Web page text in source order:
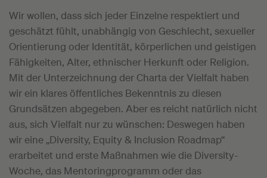
Wir wollen, dass sich jeder Einzelne respektiert und
geschätzt fühlt, unabhängig von Geschlecht, sexueller
Orientierung oder Identität, körperlichen und geistigen
Fähigkeiten, Alter, ethnischer Herkunft oder Religion.
Mit der Unterzeichnung der Charta der Vielfalt haben
wir ein klares öffentliches Bekenntnis zu diesen
Grundsätzen abgegeben. Aber es reicht natürlich nicht
aus, sich Vielfalt nur zu wünschen: Deswegen haben
wir eine „Diversity, Equity & Inclusion Roadmap“
erarbeitet und erste Maßnahmen wie die Diversity-
Woche, das Mentoringprogramm oder das